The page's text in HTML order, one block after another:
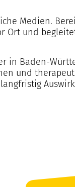
Medien.
Ort und
in Baden-
und